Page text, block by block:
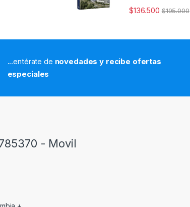
$136.500 $195.000
...entérate de novedades y recibe ofertas
especiales
- Movil